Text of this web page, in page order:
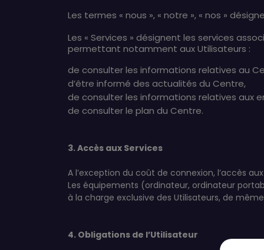
Les termes « nous », « notre », « nos »
Les « Services » désignent les services
permettant notamment aux Utilisateurs :
de consulter les informations relatives au
d’être informé des actualités du Centre,
de consulter les informations relatives aux
de consulter le plan du Centre.
3. Accès aux Services
A l’exception du coût de connexion, l’accès
Les équipements (ordinateur, ordinateur
à la charge exclusive des Utilisateurs, de
4. Obligations de l’Utilisateur